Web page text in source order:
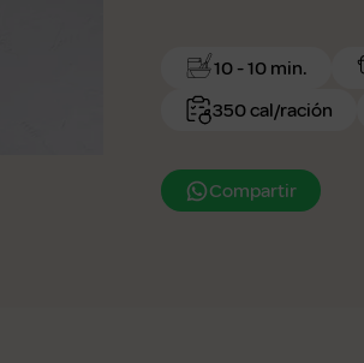
10 - 10 min.
350 cal/ración
Compartir